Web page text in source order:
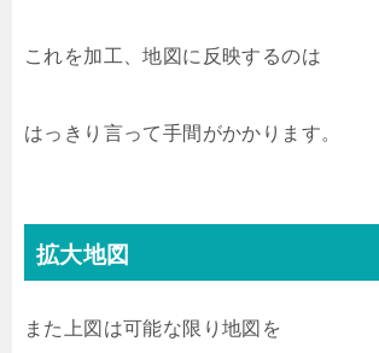
これを加工、地図に反映するのは
はっきり言って手間がかかります。
拡大地図
また上図は可能な限り地図を